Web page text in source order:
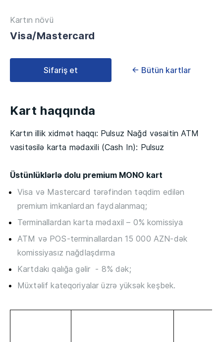
Kartın növü
Visa/Mastercard
Sifariş et ← Bütün kartlar
Kart haqqında
Kartın illik xidmət haqqı: Pulsuz Nağd vəsaitin ATM
vasitəsilə karta mədaxili (Cash In): Pulsuz
Üstünlüklərlə dolu premium MONO kart
Visa və Mastercard tərəfindən təqdim edilən
premium imkanlardan faydalanmaq;
Terminallardan karta mədaxil – 0% komissiya
ATM və POS-terminallardan 15 000 AZN-dək
komissiyasız nağdlaşdırma
Kartdakı qalığa gəlir - 8% dək;
Müxtəlif kateqoriyalar üzrə yüksək keşbek.